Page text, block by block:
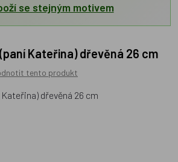
se stejným motivem
Kateřina) dřevěná 26 cm
tento produkt
dřevěná 26 cm